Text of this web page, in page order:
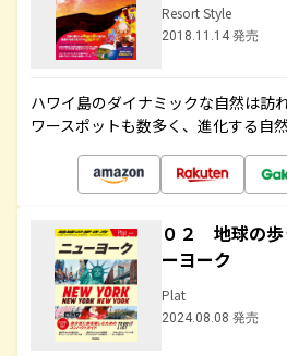
Resort Style
2018.11.14 発売
ハワイ島のダイナミックな自然は訪
ワースポットも数多く、進化する自
０２ 地球の
ーヨーク
Plat
2024.08.08 発売